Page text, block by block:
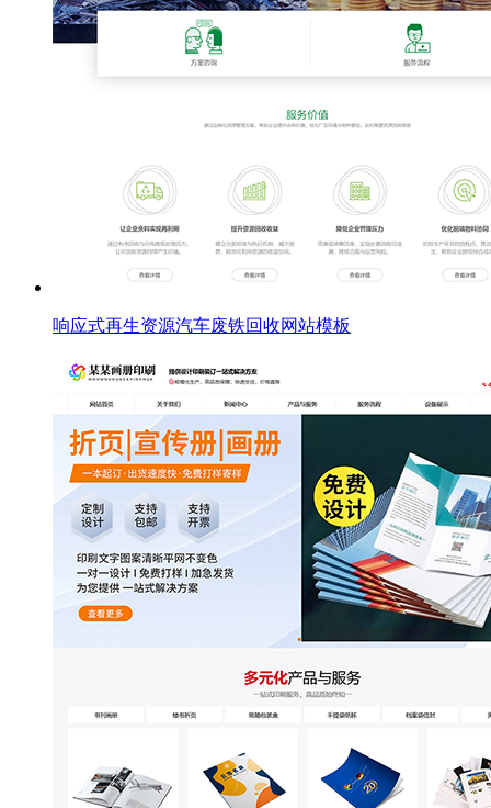
响应式再生资源汽车废铁回收网站模板